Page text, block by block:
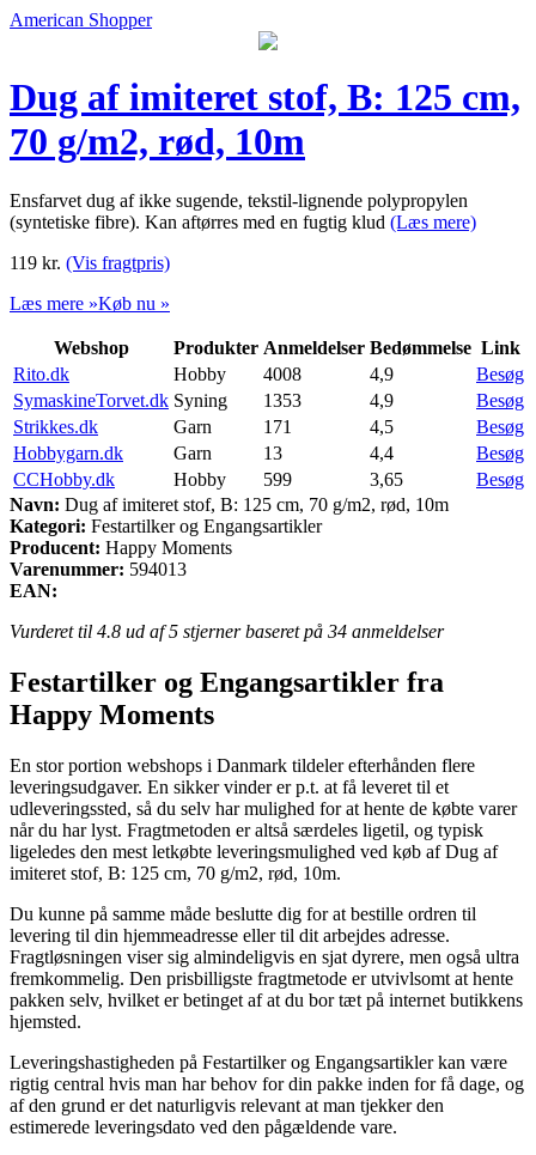
American Shopper
Dug af imiteret stof, B: 125 cm,
70 g/m2, rød, 10m
Ensfarvet dug af ikke sugende, tekstil-lignende polypropylen
(syntetiske fibre). Kan aftørres med en fugtig klud (Læs mere)
119 kr. (Vis fragtpris)
Læs mere »Køb nu »
Webshop Produkter Anmeldelser Bedømmelse Link
Rito.dk
Hobby 4008 4,9
Besøg
SymaskineTorvet.dk Syning 1353 4,9
Besøg
Strikkes.dk
Garn 171 4,5
Besøg
Hobbygarn.dk
Garn 13 4,4
Besøg
CCHobby.dk
Hobby 599 3,65
Besøg
Navn: Dug af imiteret stof, B: 125 cm, 70 g/m2, rød, 10m
Kategori: Festartilker og Engangsartikler
Producent: Happy Moments
Varenummer: 594013
EAN:
Vurderet til 4.8 ud af 5 stjerner baseret på 34 anmeldelser
Festartilker og Engangsartikler fra
Happy Moments
En stor portion webshops i Danmark tildeler efterhånden flere
leveringsudgaver. En sikker vinder er p.t. at få leveret til et
udleveringssted, så du selv har mulighed for at hente de købte varer
når du har lyst. Fragtmetoden er altså særdeles ligetil, og typisk
ligeledes den mest letkøbte leveringsmulighed ved køb af Dug af
imiteret stof, B: 125 cm, 70 g/m2, rød, 10m.
Du kunne på samme måde beslutte dig for at bestille ordren til
levering til din hjemmeadresse eller til dit arbejdes adresse.
Fragtløsningen viser sig almindeligvis en sjat dyrere, men også ultra
fremkommelig. Den prisbilligste fragtmetode er utvivlsomt at hente
pakken selv, hvilket er betinget af at du bor tæt på internet butikkens
hjemsted.
Leveringshastigheden på Festartilker og Engangsartikler kan være
rigtig central hvis man har behov for din pakke inden for få dage, og
af den grund er det naturligvis relevant at man tjekker den
estimerede leveringsdato ved den pågældende vare.